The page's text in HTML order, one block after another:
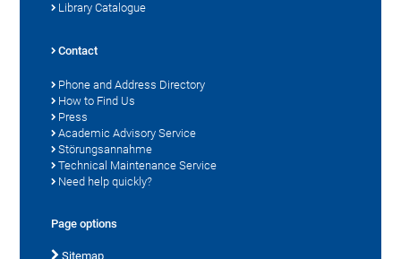
Library Catalogue
Contact
Phone and Address Directory
How to Find Us
Press
Academic Advisory Service
Störungsannahme
Technical Maintenance Service
Need help quickly?
Page options
Sitemap